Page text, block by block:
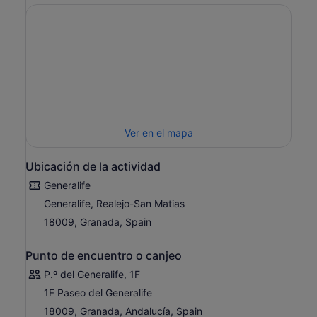
Ver en el mapa
Ubicación de la actividad
Generalife
Generalife, Realejo-San Matias
18009, Granada, Spain
Punto de encuentro o canjeo
P.º del Generalife, 1F
1F Paseo del Generalife
18009, Granada, Andalucía, Spain